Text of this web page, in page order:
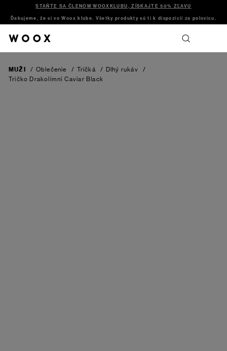
STAŇTE SA ČLENOM WOOXKLUBU, ZÍSKAJTE 50% ZĽAVU
Ďakujeme, že si vo Woox klube. Všetky produkty sú ti k dispozícii za polovicu.
MUŽI / Oblečenie / Tričká / Dlhý rukáv
/
Tričko Drakolimni Caviar Black